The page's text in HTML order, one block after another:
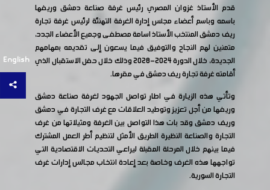
English
قدم الأستاذ غزوان المصري رئيس غرفة صناعة دمشق وريفها
باسمه وباسم أعضاء مجلس إدارة الغرفة التهنئة لرئيس غرفة تجارة
ريف دمشق المنتخب الأستاذ اسامة مصطفى وجميع الأعضاء الجدد،
متمنين لهم النجاح والتوفيق فيما يسعون إلى تقديمه بمهامهم
الجديدة، خلال الدورة 2024-2028 وذلك خلال حفل الاستقبال الذي
أقامته غرفة تجارة ريف دمشق في مقرها.
وتأتي هذه الزيارة في اطار تواصل الجهود لغرفة صناعة دمشق
وريفها من أجل تعزيز وتوطيد العلاقات مع غرف التجارة في دمشق
وريف دمشق وقد بات هذا التواصل بين الغرفة ومثيلاتها من غرف
التجارة والصناعة النظيرة الطريق الأمثل لتنظيم أطر العمل المشترك
فيما بينهم خلال المرحلة المقبلة ليراعي التحديات الاقتصادية التي
تواجهها هذه الغرف وخاصة بعد إعادة انتخاب مجالس إدارات غرف
التجارة السورية.